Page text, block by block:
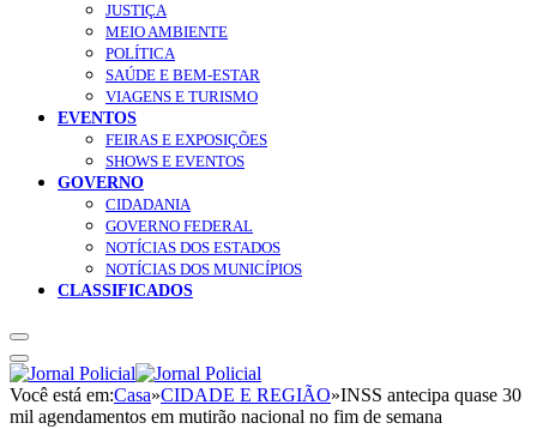
JUSTIÇA
MEIO AMBIENTE
POLÍTICA
SAÚDE E BEM-ESTAR
VIAGENS E TURISMO
EVENTOS
FEIRAS E EXPOSIÇÕES
SHOWS E EVENTOS
GOVERNO
CIDADANIA
GOVERNO FEDERAL
NOTÍCIAS DOS ESTADOS
NOTÍCIAS DOS MUNICÍPIOS
CLASSIFICADOS
Você está em:Casa»CIDADE E REGIÃO»INSS antecipa quase 30
mil agendamentos em mutirão nacional no fim de semana